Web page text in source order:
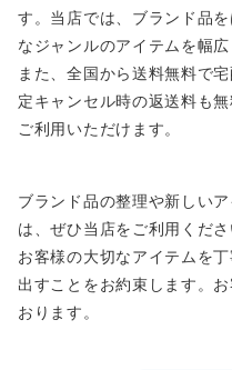
す。当店では、ブランド品
なジャンルのアイテムを幅広
また、全国から送料無料で
定キャンセル時の返送料も
ご利用いただけます。
ブランド品の整理や新しい
は、ぜひ当店をご利用くださ
お客様の大切なアイテムを
出すことをお約束します。
おります。